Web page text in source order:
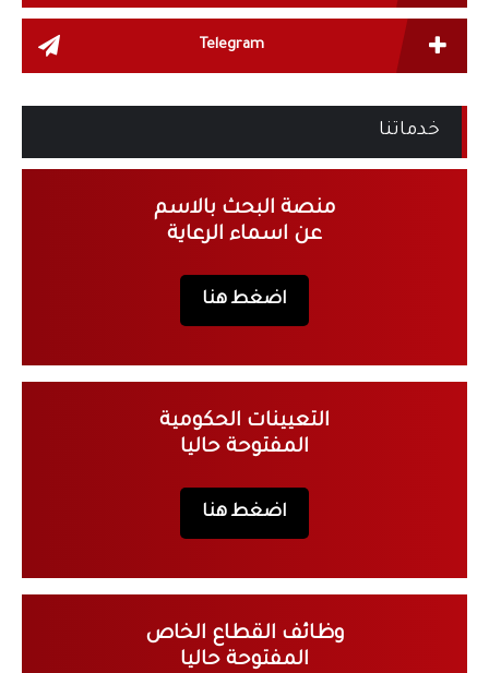
Telegram
خدماتنا
منصة البحث بالاسم
عن اسماء الرعاية
اضغط هنا
التعيينات الحكومية
المفتوحة حاليا
اضغط هنا
وظائف القطاع الخاص
المفتوحة حاليا